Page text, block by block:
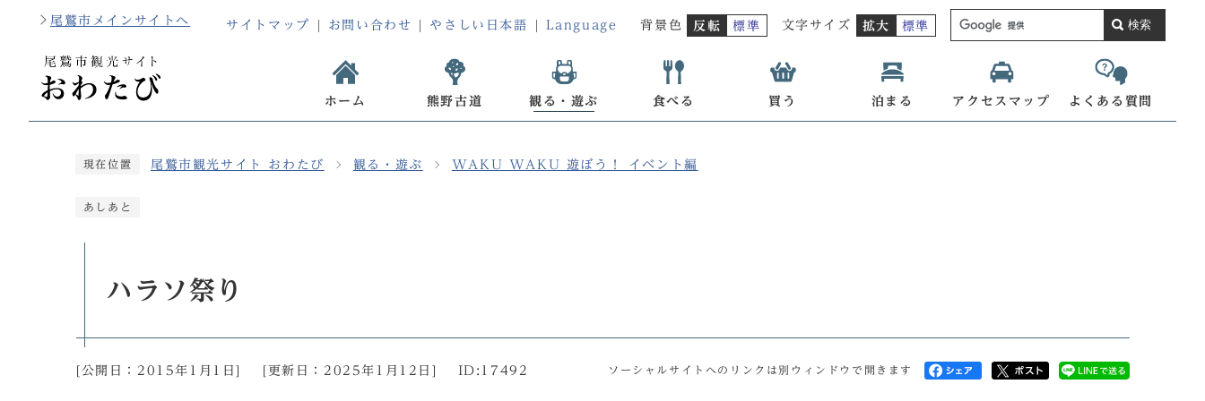
尾鷲市メインサイトへ サイトマップ お問い合わせ やさしい日本語 Language 背景色 反転 標準 文字サイズ 拡大 標準 検索
ホーム 熊野古道 観る・遊ぶ 食べる 買う 泊まる アクセスマップ よくある質問
現在位置 尾鷲市観光サイト おわたび 観る・遊ぶ WAKU WAKU 遊ぼう！ イベント編
あしあと
ハラソ祭り
[公開日： 2015年1月1日 [更新日： 2025年1月12日 ID:17492 ソーシャルサイトへのリンクは別ウィンドウで開きます